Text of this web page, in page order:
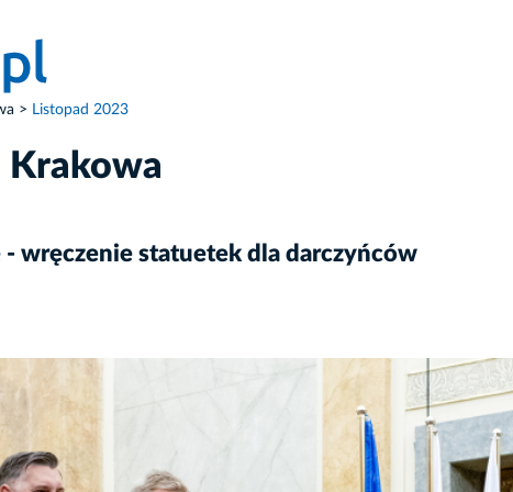
Listopad 2023
- wręczenie statuetek dla darczyńców